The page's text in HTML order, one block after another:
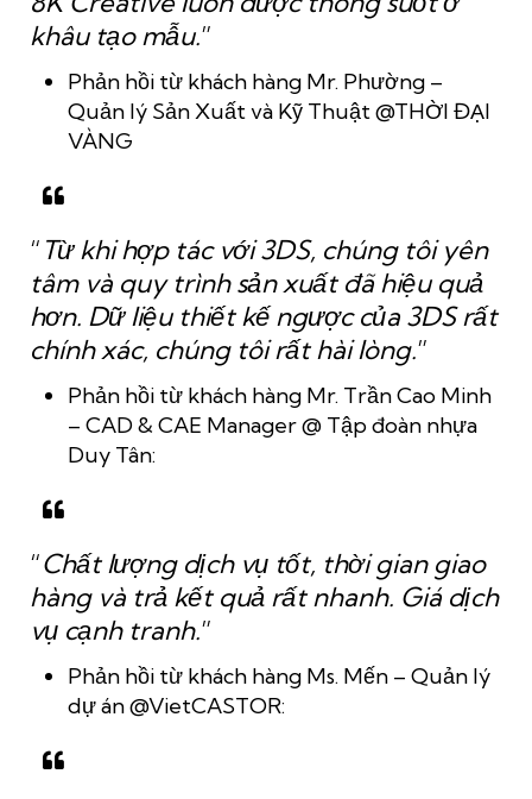
khâu tạo mẫu.”
Phản hồi từ khách hàng Mr. Phường –
Quản lý Sản Xuất và Kỹ Thuật @THỜI ĐẠI
VÀNG
“ Từ khi hợp tác với 3DS, chúng tôi yên
tâm và quy trình sản xuất đã hiệu quả
hơn. Dữ liệu thiết kế ngược của 3DS rất
chính xác, chúng tôi rất hài lòng.”
Phản hồi từ khách hàng Mr. Trần Cao Minh
– CAD & CAE Manager @ Tập đoàn nhựa
Duy Tân:
“Chất lượng dịch vụ tốt, thời gian giao
hàng và trả kết quả rất nhanh. Giá dịch
vụ cạnh tranh.”
Phản hồi từ khách hàng Ms. Mến – Quản lý
dự án @VietCASTOR: